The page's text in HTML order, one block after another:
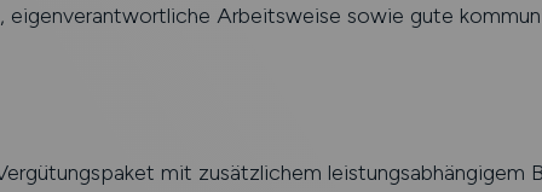
eigenverantwortliche Arbeitsweise sowie gute
mit zusätzlichem leistungsabhängigem